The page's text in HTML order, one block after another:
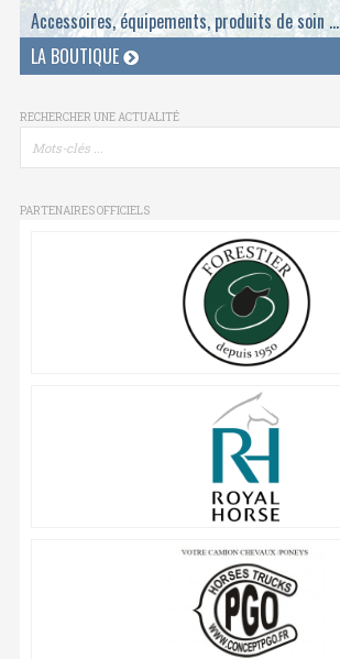
Accessoires, équipements, produits de soin ...
LA BOUTIQUE
RECHERCHER UNE ACTUALITÉ
PARTENAIRES OFFICIELS